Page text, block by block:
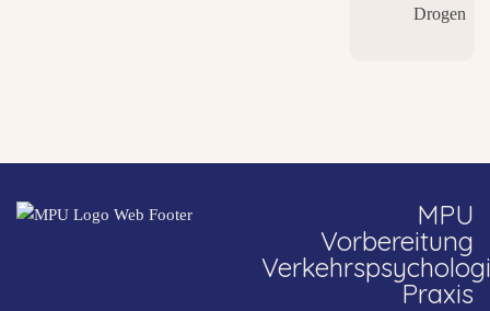
Drogen
MPU
Vorbereitung
Praxis